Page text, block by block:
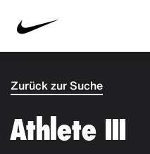
Zurück zur Suche
Athlete III